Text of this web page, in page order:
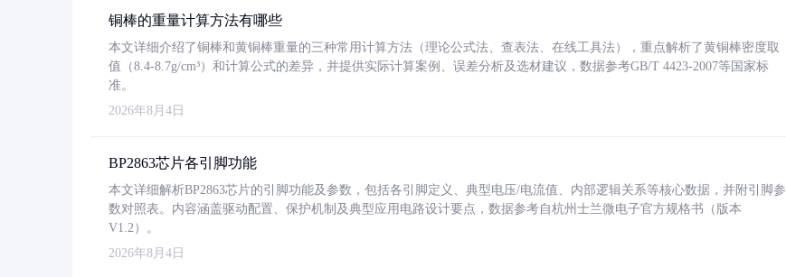
铜棒的重量计算方法有哪些
本文详细介绍了铜棒和黄铜棒重量的三种常用计算方法（理论公式法、查表法、在线工具法），重点解析了黄铜棒密度取
值（8.4-8.7g/cm³）和计算公式的差异，并提供实际计算案例、误差分析及选材建议，数据参考GB/T 4423-2007等国家标
准。
2026年8月4日
BP2863芯片各引脚功能
本文详细解析BP2863芯片的引脚功能及参数，包括各引脚定义、典型电压/电流值、内部逻辑关系等核心数据，并附引脚参
数对照表。内容涵盖驱动配置、保护机制及典型应用电路设计要点，数据参考自杭州士兰微电子官方规格书（版本
V1.2）。
2026年8月4日